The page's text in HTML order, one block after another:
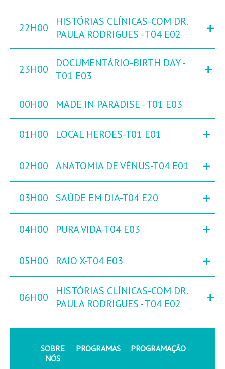
22H00
HISTÓRIAS CLÍNICAS-COM DR.
PAULA RODRIGUES - T04 E02
+
23H00
DOCUMENTÁRIO-BIRTH DAY -
T01 E03
+
00H00 MADE IN PARADISE - T01 E03
01H00 LOCAL HEROES-T01 E01 +
02H00 ANATOMIA DE VÉNUS-T04 E01 +
03H00 SAÚDE EM DIA-T04 E20 +
04H00 PURA VIDA-T04 E03 +
05H00 RAIO X-T04 E03 +
06H00
HISTÓRIAS CLÍNICAS-COM DR.
PAULA RODRIGUES - T04 E02
+
SOBRE
NÓS
PROGRAMAS PROGRAMAÇÃO